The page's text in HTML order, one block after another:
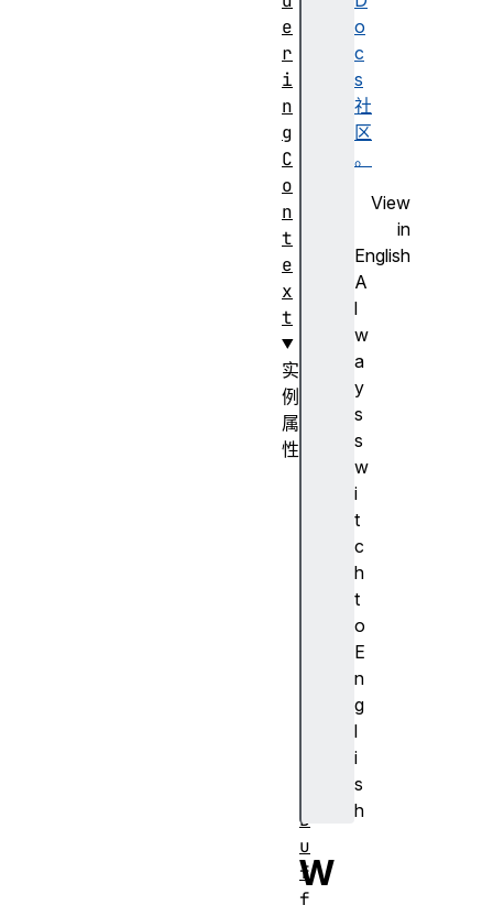
o
c
s
社
区
。
View
in
English
A
l
w
a
y
s
s
w
i
t
c
h
t
o
E
n
g
l
i
s
h
W
e
r
i
n
g
C
o
n
t
e
x
t
实
例
属
性
B
u
f
f